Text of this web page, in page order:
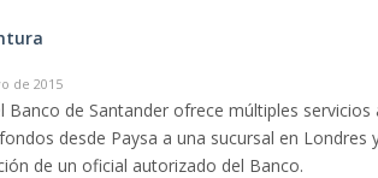
de 2015
Banco de Santander ofrece múltiples
desde Paysa a una sucursal en Londres
de un oficial autorizado del Banco.